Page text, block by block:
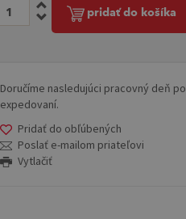
pridať do košíka
Doručíme nasledujúci pracovný deň po
expedovaní.
Pridať do obľúbených
Poslať e-mailom priateľovi
Vytlačiť